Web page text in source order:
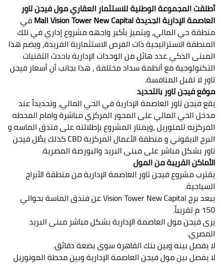
أطلقت المجموعة الوطنية للاستثمار العقاري مول فيجن تاور
العاصمة الإدارية الجديدة Mall Vision Tower New Capital
في
منطقة حي المالي، ويتميز بأكبر واجهه مشروع إداري في تلك
المنطقة الاستراتيجية ذات الفرص الاستثمارية الفريدة، ويضم هذا
المبنى الذكي عدد هائل من الوحدات الإدارية باحدث التقنيات
التكنولوجية مع أنظمة سداد مختلفة ، هذا بجانب أن أسعار فيجن
تاور لا تقبل المنافسة.
موقع فيجن تاور بالتحديد
يقع فيجن تاور العاصمة الإدارية في الحي المالي، وتحديداً عند
مدخل الحي المالي على المحور المركزي مباشرة وامام المحطه
المركزيه للمنوريل ،ويمتاز المشروع بإطلالته على فندق الماسه و
البرج الايقوني و منطقة الأعمال المركزية CBD كذلك يطُل فيجن
تاور بشكل مباشر على مبنى البريد والبورصة المصرية.
الأماكن القريبة من المول
يقترب مشروع فيجن تاور العاصمة الإدارية من منطقة الأبراج
السياحية.
يبعد برج Vision Tower New Capital عن فندق الماسة بحوالي
150 م تقريباً.
يرى فيجن مول العاصمة الإدارية بشكل مباشر مبنى البريد
المصري.
لا يفصل بينه وبين بنك القاهرة سوى بضعة دقائق.
لا يفصل بين مول فيجن العاصمة الإدارية وبين محطة المونوريل